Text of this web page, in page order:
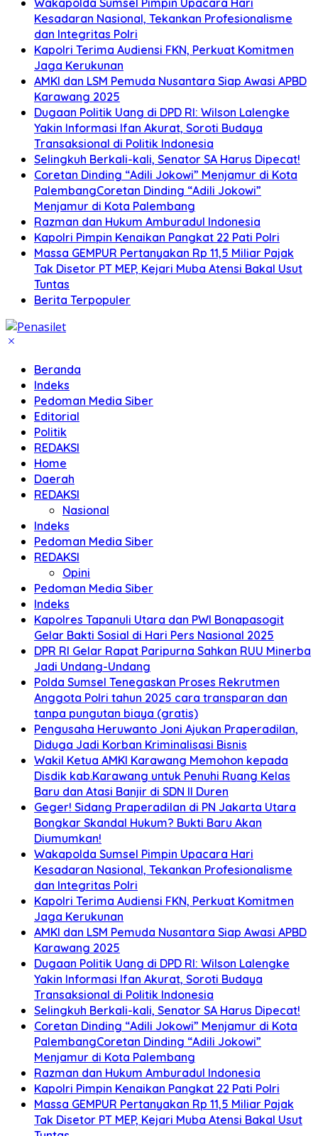
Wakapolda Sumsel Pimpin Upacara Hari
Kesadaran Nasional, Tekankan Profesionalisme
dan Integritas Polri
Kapolri Terima Audiensi FKN, Perkuat Komitmen
Jaga Kerukunan
AMKI dan LSM Pemuda Nusantara Siap Awasi APBD
Karawang 2025
Dugaan Politik Uang di DPD RI: Wilson Lalengke
Yakin Informasi Ifan Akurat, Soroti Budaya
Transaksional di Politik Indonesia
Selingkuh Berkali-kali, Senator SA Harus Dipecat!
Coretan Dinding “Adili Jokowi” Menjamur di Kota
PalembangCoretan Dinding “Adili Jokowi”
Menjamur di Kota Palembang
Razman dan Hukum Amburadul Indonesia
Kapolri Pimpin Kenaikan Pangkat 22 Pati Polri
Massa GEMPUR Pertanyakan Rp 11,5 Miliar Pajak
Tak Disetor PT MEP, Kejari Muba Atensi Bakal Usut
Tuntas
Berita Terpopuler
Beranda
Indeks
Pedoman Media Siber
Editorial
Politik
REDAKSI
Home
Daerah
REDAKSI
Nasional
Indeks
Pedoman Media Siber
REDAKSI
Opini
Pedoman Media Siber
Indeks
Kapolres Tapanuli Utara dan PWI Bonapasogit
Gelar Bakti Sosial di Hari Pers Nasional 2025
DPR RI Gelar Rapat Paripurna Sahkan RUU Minerba
Jadi Undang-Undang
Polda Sumsel Tenegaskan Proses Rekrutmen
Anggota Polri tahun 2025 cara transparan dan
tanpa pungutan biaya (gratis)
Pengusaha Heruwanto Joni Ajukan Praperadilan,
Diduga Jadi Korban Kriminalisasi Bisnis
Wakil Ketua AMKI Karawang Memohon kepada
Disdik kab.Karawang untuk Penuhi Ruang Kelas
Baru dan Atasi Banjir di SDN II Duren
Geger! Sidang Praperadilan di PN Jakarta Utara
Bongkar Skandal Hukum? Bukti Baru Akan
Diumumkan!
Wakapolda Sumsel Pimpin Upacara Hari
Kesadaran Nasional, Tekankan Profesionalisme
dan Integritas Polri
Kapolri Terima Audiensi FKN, Perkuat Komitmen
Jaga Kerukunan
AMKI dan LSM Pemuda Nusantara Siap Awasi APBD
Karawang 2025
Dugaan Politik Uang di DPD RI: Wilson Lalengke
Yakin Informasi Ifan Akurat, Soroti Budaya
Transaksional di Politik Indonesia
Selingkuh Berkali-kali, Senator SA Harus Dipecat!
Coretan Dinding “Adili Jokowi” Menjamur di Kota
PalembangCoretan Dinding “Adili Jokowi”
Menjamur di Kota Palembang
Razman dan Hukum Amburadul Indonesia
Kapolri Pimpin Kenaikan Pangkat 22 Pati Polri
Massa GEMPUR Pertanyakan Rp 11,5 Miliar Pajak
Tak Disetor PT MEP, Kejari Muba Atensi Bakal Usut